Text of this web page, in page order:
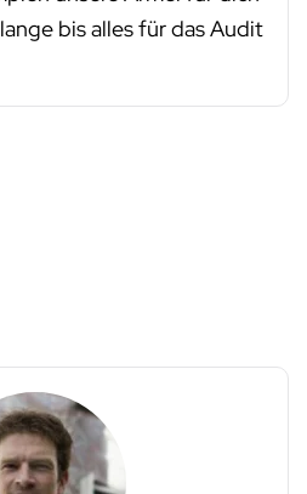
bis alles für das Audit